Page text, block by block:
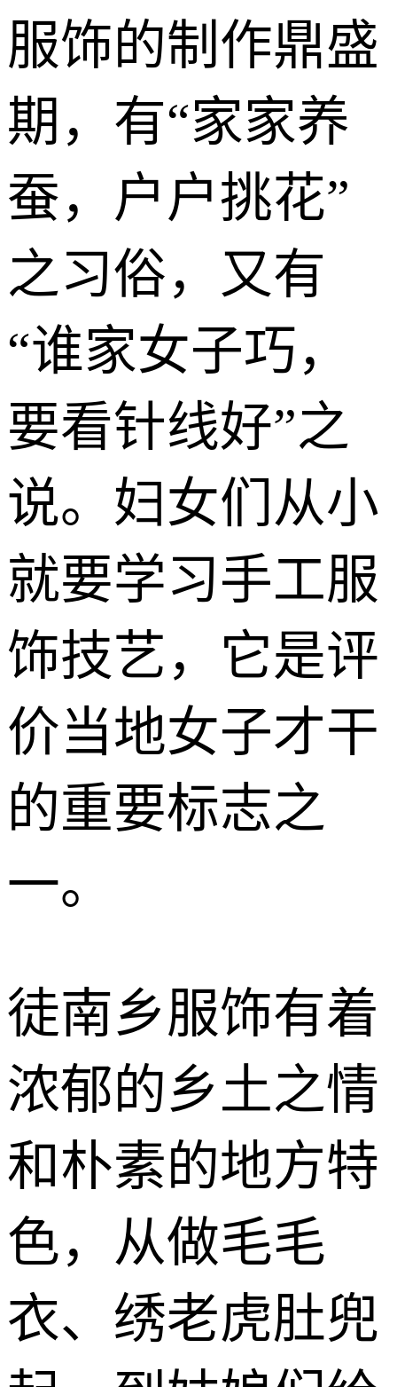
服饰的制作鼎盛
期，有“家家养
蚕，户户挑花”
之习俗，又有
“谁家女子巧，
要看针线好”之
说。妇女们从小
就要学习手工服
饰技艺，它是评
价当地女子才干
的重要标志之
一。
徒南乡服饰有着
浓郁的乡土之情
和朴素的地方特
色，从做毛毛
衣、绣老虎肚兜